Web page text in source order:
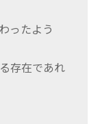
ったよう
存在であれ